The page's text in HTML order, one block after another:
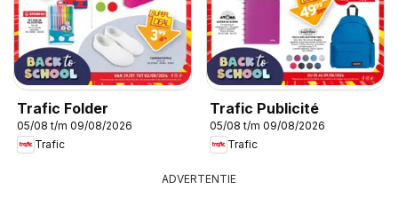
Trafic Folder
05/08 t/m 09/08/2026
Trafic
Trafic Publicité
05/08 t/m 09/08/2026
Trafic
ADVERTENTIE